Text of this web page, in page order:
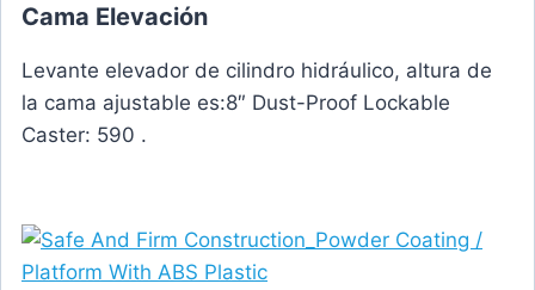
Cama Elevación
Levante elevador de cilindro hidráulico, altura de
la cama ajustable es:8″ Dust-Proof Lockable
Caster: 590 .